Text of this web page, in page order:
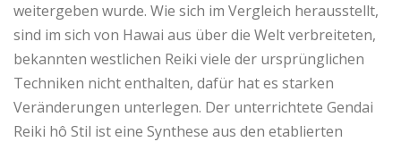
weitergeben wurde. Wie sich im Vergleich herausstellt,
sind im sich von Hawai aus über die Welt verbreiteten,
bekannten westlichen Reiki viele der ursprünglichen
Techniken nicht enthalten, dafür hat es starken
Veränderungen unterlegen. Der unterrichtete Gendai
Reiki hô Stil ist eine Synthese aus den etablierten